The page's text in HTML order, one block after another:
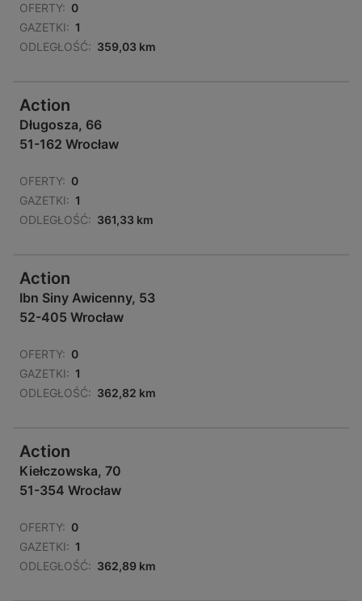
OFERTY: 0
GAZETKI: 1
ODLEGŁOŚĆ: 359,03 km
Action
Długosza, 66
51-162 Wrocław
OFERTY: 0
GAZETKI: 1
ODLEGŁOŚĆ: 361,33 km
Action
Ibn Siny Awicenny, 53
52-405 Wrocław
OFERTY: 0
GAZETKI: 1
ODLEGŁOŚĆ: 362,82 km
Action
Kiełczowska, 70
51-354 Wrocław
OFERTY: 0
GAZETKI: 1
ODLEGŁOŚĆ: 362,89 km